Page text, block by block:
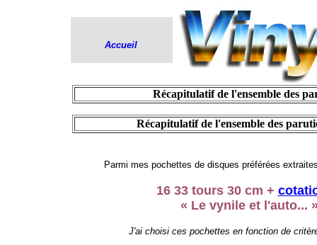
Accueil
Récapitulatif de l'ensemble des
Récapitulatif de l'ensemble des
Parmi mes pochettes de disques préférées
16 33 tours 30 cm +
« Le vynile et l'auto...
J'ai choisi ces pochettes en fonction de